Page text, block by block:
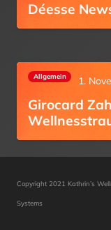
Déesse
Allgemein 1.
Girocard
Copyright 2021 Kathrin’s
Systems